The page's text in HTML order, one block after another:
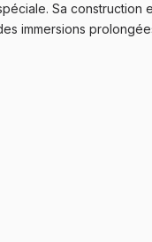
Sa construction
immersions